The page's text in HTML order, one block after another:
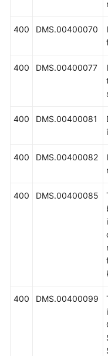
400 DMS.00400070
400 DMS.00400077
400 DMS.00400081
400 DMS.00400082
400 DMS.00400085
400 DMS.00400099